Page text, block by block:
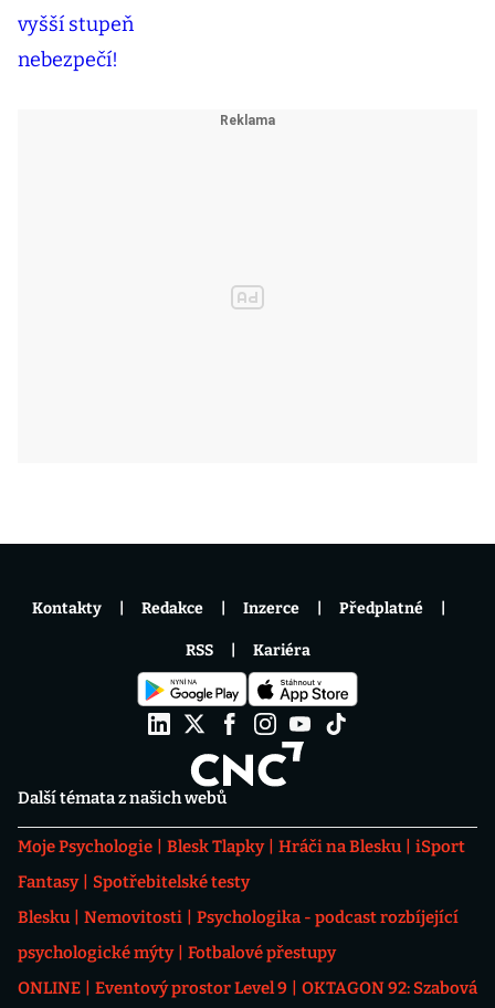
Další témata z našich webů
Moje Psychologie Blesk Tlapky Hráči na Blesku
iSport
Fantasy
Spotřebitelské testy
Blesku
Nemovitosti
Psychologika - podcast rozbíjející
psychologické mýty
Fotbalové přestupy
ONLINE
Eventový prostor Level 9
OKTAGON 92: Szabová
Kontakty Redakce Inzerce Předplatné
RSS Kariéra